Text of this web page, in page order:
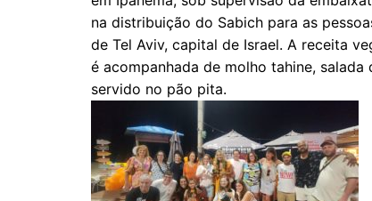
na distribuição do Sabich para as
de Tel Aviv, capital de Israel. A receita
é acompanhada de molho tahine,
servido no pão pita.